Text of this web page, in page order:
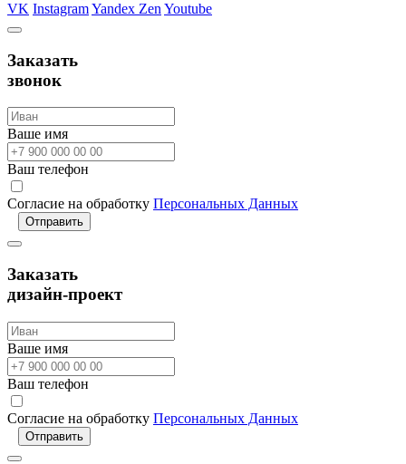
VK InstagramYandex Zen Youtube
Заказать
звонок
Ваше имя
Ваш телефон
Согласие на обработку Персональных Данных
Отправить
Заказать
дизайн-проект
Ваше имя
Ваш телефон
Согласие на обработку Персональных Данных
Отправить